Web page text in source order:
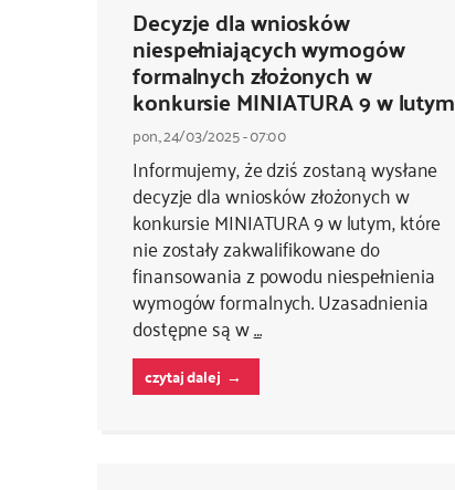
Decyzje dla wniosków
niespełniających wymogów
formalnych złożonych w
konkursie MINIATURA 9 w lutym
pon., 24/03/2025 - 07:00
Informujemy, że dziś zostaną wysłane
decyzje dla wniosków złożonych w
konkursie MINIATURA 9 w lutym, które
nie zostały zakwalifikowane do
finansowania z powodu niespełnienia
wymogów formalnych. Uzasadnienia
dostępne są w…
czytaj dalej